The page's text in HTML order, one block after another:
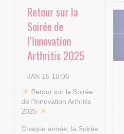
Retour sur la
Soirée de
l’Innovation
Arthritis 2025
JAN 15 16:06
​ Retour sur la Soirée
de l’Innovation Arthritis
2025
Chaque année, la Soirée